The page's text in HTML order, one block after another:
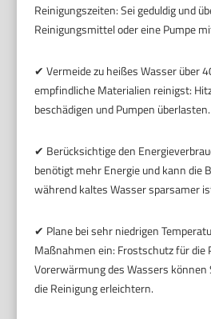
Reinigungszeiten: Sei geduldig und
Reinigungsmittel oder eine Pumpe
✔ Vermeide zu heißes Wasser über
empfindliche Materialien reinigst:
beschädigen und Pumpen überlasten.
✔ Berücksichtige den
benötigt mehr Energie und kann die
während kaltes Wasser sparsamer
✔ Plane bei sehr niedrigen
Maßnahmen ein: Frostschutz für die
Vorerwärmung des Wassers können
die Reinigung erleichtern.